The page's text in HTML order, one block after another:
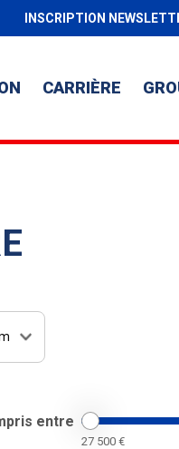
INSCRIPTION
CARRIÈRE
entre
27 500€